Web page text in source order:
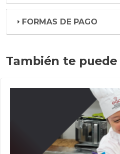
FORMAS DE PAGO
También te